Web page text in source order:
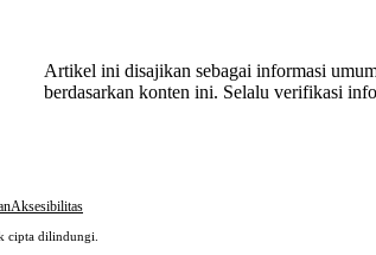
Artikel ini disajikan sebagai informasi
berdasarkan konten ini. Selalu verifikasi
Aksesibilitas
cipta dilindungi.